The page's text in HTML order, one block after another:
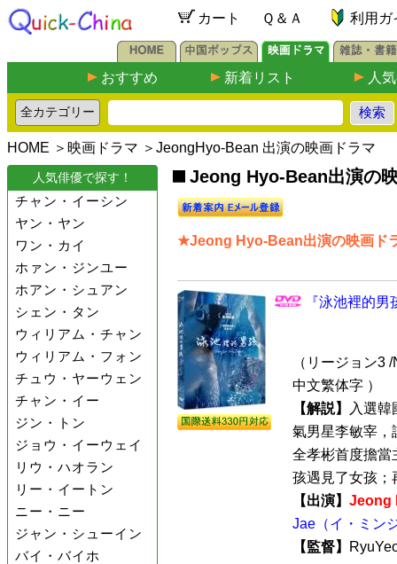
カート Ｑ＆Ａ 利用ガ
おすすめ 新着リスト 人
HOME ＞ 映画ドラマ ＞JeongHyo-Bean 出演の映画ドラマ
人気俳優で探す！
チャン・イーシン
ヤン・ヤン
ワン・カイ
ホァン・ジンユー
ホアン・シュアン
シェン・タン
ウィリアム・チャン
ウィリアム・フォン
チュウ・ヤーウェン
チャン・イー
ジン・トン
ジョウ・イーウェイ
リウ・ハオラン
リー・イートン
ニー・ニー
ジャン・シューイン
バイ・バイホ
Jeong Hyo-Bean出演の
★Jeong Hyo-Bean出演の映画ド
『泳池裡的
（リージョン3
中文繁体字 ）
【解説】
入選
氣男星李敏宰，
全孝彬首度擔當
孩遇見了女孩；
【出演】 Jeong
Jae（イ・ミン
【監督】